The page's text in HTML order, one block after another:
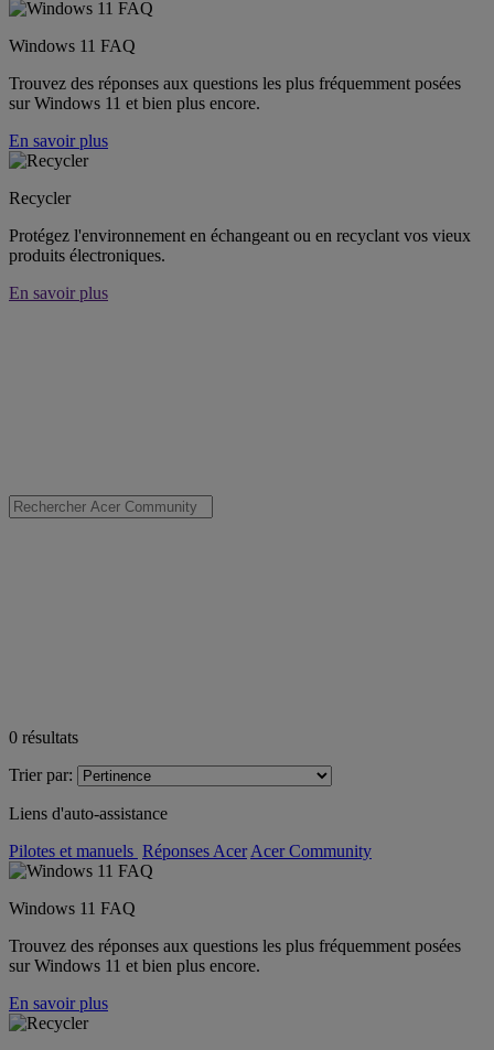
Windows 11 FAQ
Trouvez des réponses aux questions les plus fréquemment posées
sur Windows 11 et bien plus encore.
En savoir plus
Recycler
Protégez l'environnement en échangeant ou en recyclant vos vieux
produits électroniques.
En savoir plus
0 résultats
Trier par:
Liens d'auto-assistance
Pilotes et manuels Réponses Acer Acer Community
Windows 11 FAQ
Trouvez des réponses aux questions les plus fréquemment posées
sur Windows 11 et bien plus encore.
En savoir plus